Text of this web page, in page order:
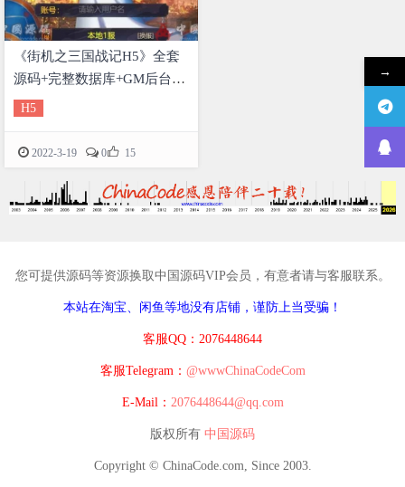
《街机之三国战记H5》全套
源码+完整数据库+GM后台源
码+策划数据文档+文字教程
H5
2022-3-19 0 15
您可提供源码等资源换取中国源码VIP会员，有意者请与客服联系。
本站在淘宝、闲鱼等地没有店铺，谨防上当受骗！
客服QQ：2076448644
客服Telegram： @wwwChinaCodeCom
E-Mail： 2076448644@qq.com
版权所有 中国源码
Copyright © ChinaCode.com, Since 2003.
→